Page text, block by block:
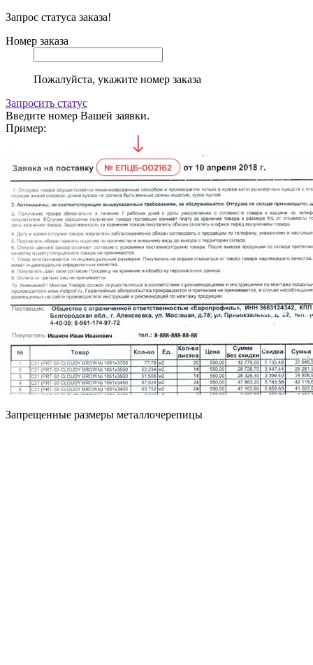
Запрос статуса заказа!
Номер заказа
Пожалуйста, укажите номер заказа
Запросить статус
Введите номер Вашей заявки.
Пример:
Запрещенные размеры металлочерепицы